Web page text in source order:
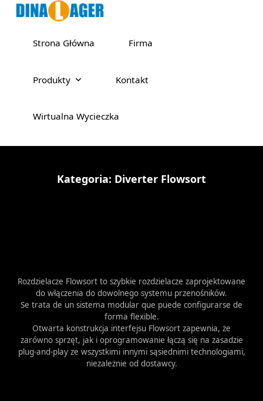
Strona Główna Firma
Produkty Kontakt
Wirtualna Wycieczka
Kategoria: Diverter Flowsort
Rozdzielacze Flowsort to szybkie rozdzielacze zaprojektowane
do włączenia do dowolnego systemu przenośników.
Se trata de un sistema modular que puede configurarse de
forma flexible.
Otwarta konstrukcja interfejsu Flowsort zapewnia, że
zarówno sprzęt, jak i oprogramowanie łączą się na zasadzie
plug-and-play ze wszystkimi innymi sąsiednimi technologiami,
niezależnie od dostawcy.